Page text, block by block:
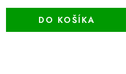
DO KOŠÍKA